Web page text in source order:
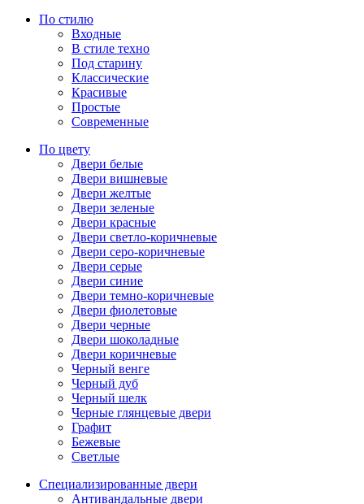
По стилю
Входные
В стиле техно
Под старину
Классические
Красивые
Простые
Современные
По цвету
Двери белые
Двери вишневые
Двери желтые
Двери зеленые
Двери красные
Двери светло-коричневые
Двери серо-коричневые
Двери серые
Двери синие
Двери темно-коричневые
Двери фиолетовые
Двери черные
Двери шоколадные
Двери коричневые
Черный венге
Черный дуб
Черный шелк
Черные глянцевые двери
Графит
Бежевые
Светлые
Специализированные двери
Антивандальные двери